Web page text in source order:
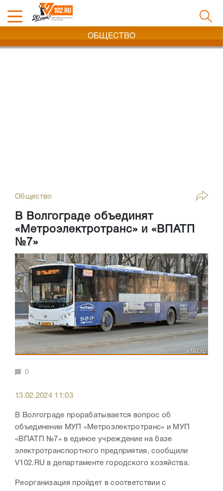
ОБЩЕСТВО
Общество
В Волгограде объединят
«Метроэлектротранс» и «ВПАТП
№7»
0
13.02.2024 11:03
В Волгограде прорабатывается вопрос об
объединении МУП «Метроэлектротранс» и МУП
«ВПАТП №7» в единое учреждение на базе
электротранспортного предприятия, сообщили
V102.RU в департаменте городского хозяйства.
Реорганизация пройдет в соответствии с